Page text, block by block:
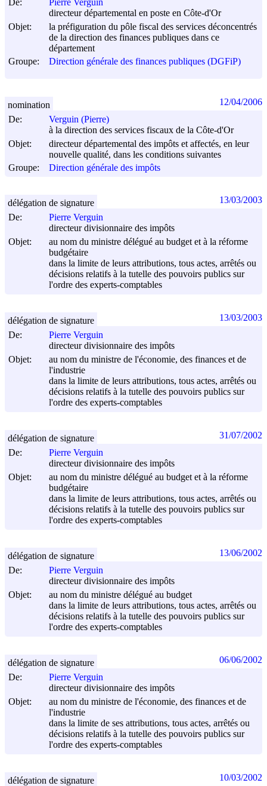
De:
Pierre Verguin
directeur départemental en poste en Côte-d'Or
Objet:
la préfiguration du pôle fiscal des services déconcentrés
de la direction des finances publiques dans ce
département
Groupe:
Direction générale des finances publiques (DGFiP)
De:
Verguin (Pierre)
à la direction des services fiscaux de la Côte-d'Or
Objet:
directeur départemental des impôts et affectés, en leur
nouvelle qualité, dans les conditions suivantes
Groupe:
Direction générale des impôts
nomination 12/04/2006
De:
Pierre Verguin
directeur divisionnaire des impôts
Objet:
au nom du ministre délégué au budget et à la réforme
budgétaire
dans la limite de leurs attributions, tous actes, arrêtés ou
décisions relatifs à la tutelle des pouvoirs publics sur
l'ordre des experts-comptables
délégation de signature 13/03/2003
De:
Pierre Verguin
directeur divisionnaire des impôts
Objet:
au nom du ministre de l'économie, des finances et de
l'industrie
dans la limite de leurs attributions, tous actes, arrêtés ou
décisions relatifs à la tutelle des pouvoirs publics sur
l'ordre des experts-comptables
délégation de signature 13/03/2003
De:
Pierre Verguin
directeur divisionnaire des impôts
Objet:
au nom du ministre délégué au budget et à la réforme
budgétaire
dans la limite de leurs attributions, tous actes, arrêtés ou
décisions relatifs à la tutelle des pouvoirs publics sur
l'ordre des experts-comptables
délégation de signature 31/07/2002
De:
Pierre Verguin
directeur divisionnaire des impôts
Objet:
au nom du ministre délégué au budget
dans la limite de leurs attributions, tous actes, arrêtés ou
décisions relatifs à la tutelle des pouvoirs publics sur
l'ordre des experts-comptables
délégation de signature 13/06/2002
De:
Pierre Verguin
directeur divisionnaire des impôts
Objet:
au nom du ministre de l'économie, des finances et de
l'industrie
dans la limite de ses attributions, tous actes, arrêtés ou
décisions relatifs à la tutelle des pouvoirs publics sur
l'ordre des experts-comptables
délégation de signature 06/06/2002
délégation de signature 10/03/2002